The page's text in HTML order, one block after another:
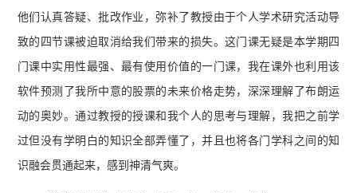
他们认真答疑、批改作业，弥补了教授由于个人学术研究活动导
致的四节课被迫取消给我们带来的损失。这门课无疑是本学期四
门课中实用性最强、最有使用价值的一门课，我在课外也利用该
软件预测了我所中意的股票的未来价格走势，深深理解了布朗运
动的奥妙。通过教授的授课和我个人的思考与理解，我把之前学
过但没有学明白的知识全部弄懂了，并且也将各门学科之间的知
识融会贯通起来，感到神清气爽。